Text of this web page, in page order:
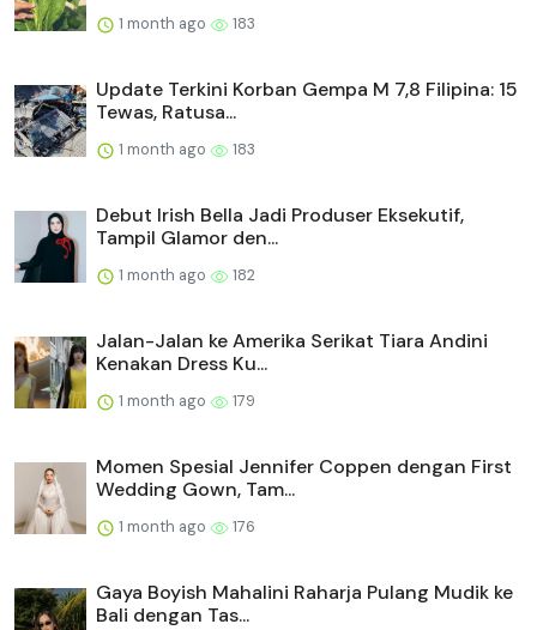
1 month ago 183
Update Terkini Korban Gempa M 7,8 Filipina: 15
Tewas, Ratusa...
1 month ago 183
Debut Irish Bella Jadi Produser Eksekutif,
Tampil Glamor den...
1 month ago 182
Jalan-Jalan ke Amerika Serikat Tiara Andini
Kenakan Dress Ku...
1 month ago 179
Momen Spesial Jennifer Coppen dengan First
Wedding Gown, Tam...
1 month ago 176
Gaya Boyish Mahalini Raharja Pulang Mudik ke
Bali dengan Tas...